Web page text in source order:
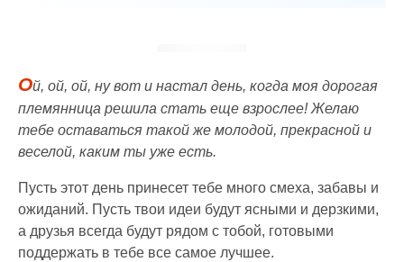
Ой, ой, ой, ну вот и настал день, когда моя дорогая
племянница решила стать еще взрослее! Желаю
тебе оставаться такой же молодой, прекрасной и
веселой, каким ты уже есть.
Пусть этот день принесет тебе много смеха, забавы и
ожиданий. Пусть твои идеи будут ясными и дерзкими,
а друзья всегда будут рядом с тобой, готовыми
поддержать в тебе все самое лучшее.